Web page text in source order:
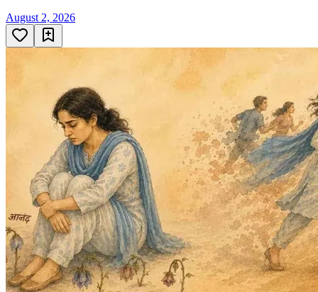
August 2, 2026